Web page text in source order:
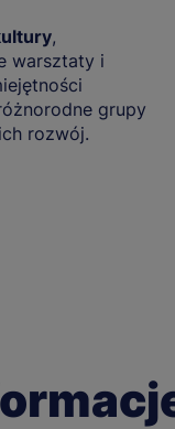
,
warsztaty i
grupy
rozwój.